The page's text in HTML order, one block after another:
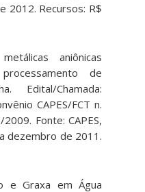
2012. Recursos: R$
aniônicas
de
Edital/Chamada:
CAPES/FCT n.
Fonte: CAPES,
dezembro de 2011.
e Graxa em Água